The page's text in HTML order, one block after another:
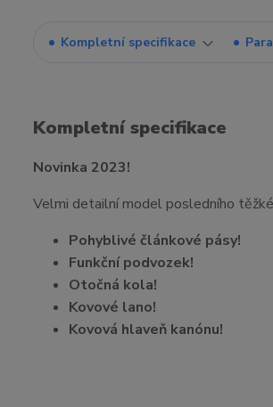
Kompletní specifikace
Kompletní specifikace
Novinka 2023!
Velmi detailní model posledního
Pohyblivé článkové pásy!
Funkční podvozek!
Otočná kola!
Kovové lano!
Kovová hlaveň kanónu!